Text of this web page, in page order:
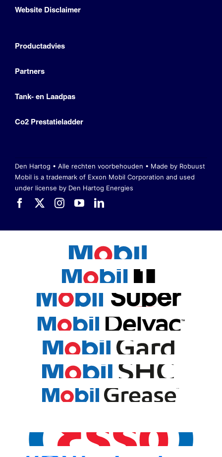
Website Disclaimer
Productadvies
Partners
Tank- en Laadpas
Co2 Prestatieladder
Den Hartog • Alle rechten voorbehouden • Made by Robuust
Mobil is a trademark of Exxon Mobil Corporation and used
under license by Den Hartog Energies